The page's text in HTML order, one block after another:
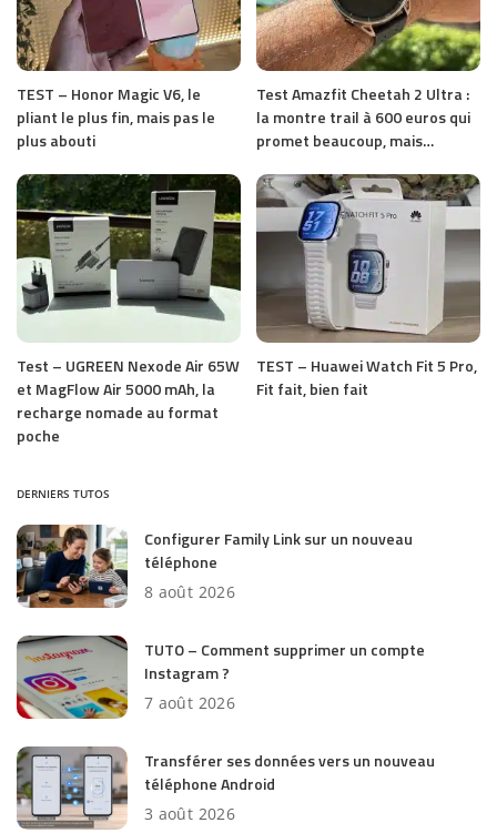
TEST – Honor Magic V6, le
pliant le plus fin, mais pas le
plus abouti
Test Amazfit Cheetah 2 Ultra :
la montre trail à 600 euros qui
promet beaucoup, mais…
Test – UGREEN Nexode Air 65W
et MagFlow Air 5000 mAh, la
recharge nomade au format
poche
TEST – Huawei Watch Fit 5 Pro,
Fit fait, bien fait
DERNIERS TUTOS
Configurer Family Link sur un nouveau
téléphone
8 août 2026
TUTO – Comment supprimer un compte
Instagram ?
7 août 2026
Transférer ses données vers un nouveau
téléphone Android
3 août 2026